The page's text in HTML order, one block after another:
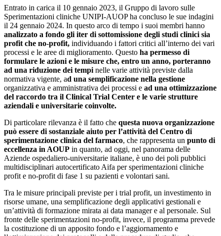
Entrato in carica il 10 gennaio 2023, il Gruppo di lavoro sulle
Sperimentazioni cliniche UNIPI-AUOP ha concluso le sue indagini
il 24 gennaio 2024. In questo arco di tempo i suoi membri hanno
analizzato a fondo gli iter di sottomissione degli studi clinici sia
profit che no-profit, individuando i fattori critici all’interno dei vari
processi e le aree di miglioramento. Questo ha permesso di
formulare le azioni e le misure che, entro un anno, porteranno
ad una riduzione dei tempi nelle varie attività previste dalla
normativa vigente, ad una semplificazione nella gestione
organizzativa e amministrativa dei processi e ad una ottimizzazione
del raccordo tra il Clinical Trial Center e le varie strutture
aziendali e universitarie coinvolte.
Di particolare rilevanza è il fatto che questa nuova organizzazione
può essere di sostanziale aiuto per l’attività del Centro di
sperimentazione clinica del farmaco, che rappresenta un punto di
eccellenza in AOUP in quanto, ad oggi, nel panorama delle
Aziende ospedaliero-universitarie italiane, è uno dei poli pubblici
multidisciplinari autocertificato Aifa per sperimentazioni cliniche
profit e no-profit di fase 1 su pazienti e volontari sani.
Tra le misure principali previste per i trial profit, un investimento in
risorse umane, una semplificazione degli applicativi gestionali e
un’attività di formazione mirata ai data manager e al personale. Sul
fronte delle sperimentazioni no-profit, invece, il programma prevede
la costituzione di un apposito fondo e l’aggiornamento e